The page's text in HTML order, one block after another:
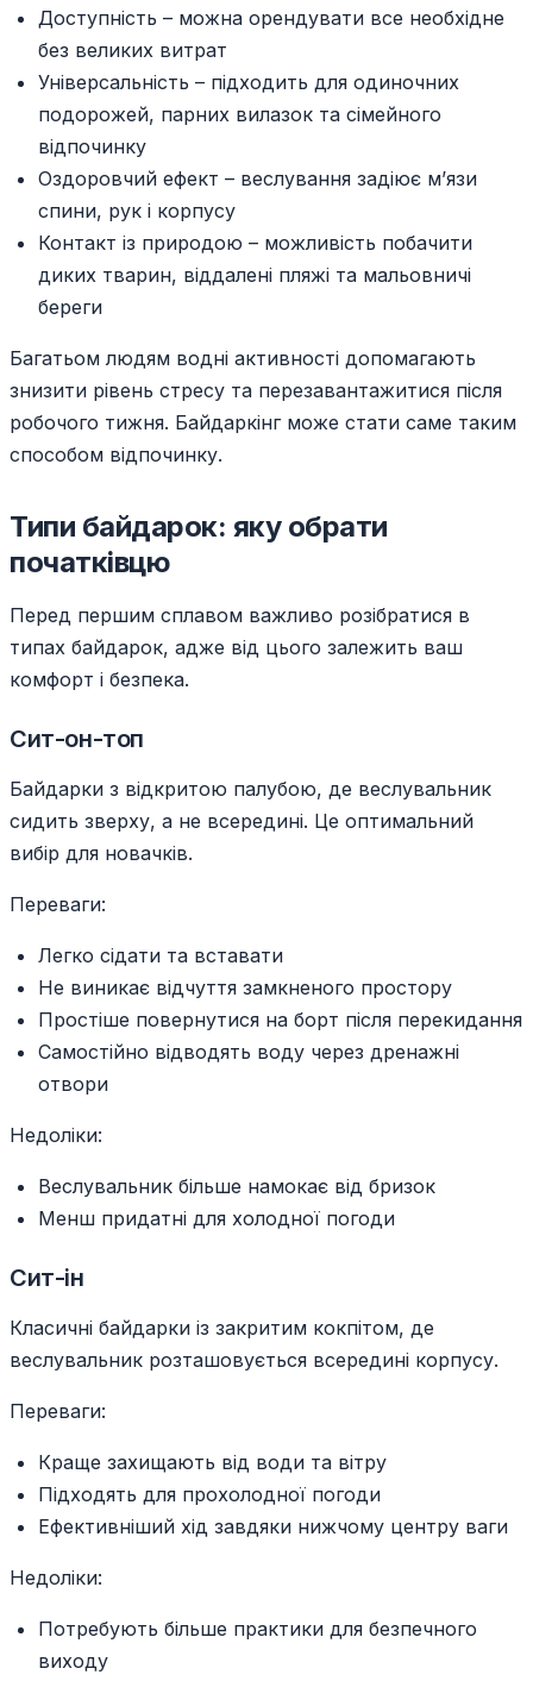
Доступність – можна орендувати все необхідне
без великих витрат
Універсальність – підходить для одиночних
подорожей, парних вилазок та сімейного
відпочинку
Оздоровчий ефект – веслування задіює м’язи
спини, рук і корпусу
Контакт із природою – можливість побачити
диких тварин, віддалені пляжі та мальовничі
береги
Багатьом людям водні активності допомагають
знизити рівень стресу та перезавантажитися після
робочого тижня. Байдаркінг може стати саме таким
способом відпочинку.
Типи байдарок: яку обрати
початківцю
Перед першим сплавом важливо розібратися в
типах байдарок, адже від цього залежить ваш
комфорт і безпека.
Сит-он-топ
Байдарки з відкритою палубою, де веслувальник
сидить зверху, а не всередині. Це оптимальний
вибір для новачків.
Переваги:
Легко сідати та вставати
Не виникає відчуття замкненого простору
Простіше повернутися на борт після перекидання
Самостійно відводять воду через дренажні
отвори
Недоліки:
Веслувальник більше намокає від бризок
Менш придатні для холодної погоди
Сит-ін
Класичні байдарки із закритим кокпітом, де
веслувальник розташовується всередині корпусу.
Переваги:
Краще захищають від води та вітру
Підходять для прохолодної погоди
Ефективніший хід завдяки нижчому центру ваги
Недоліки:
Потребують більше практики для безпечного
виходу